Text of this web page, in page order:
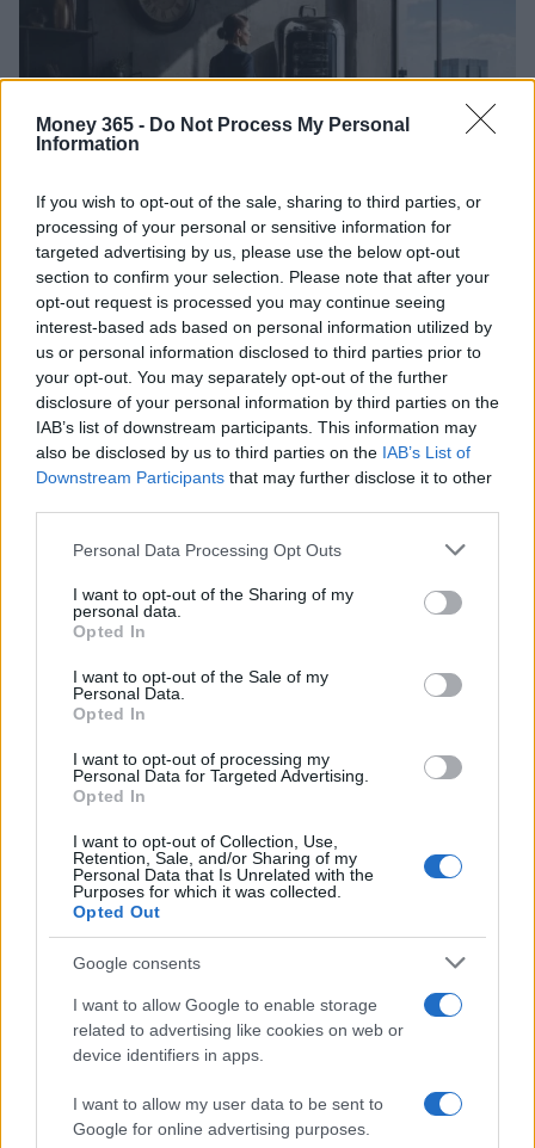
Money 365 - Do Not Process My Personal
Information
If you wish to opt-out of the sale, sharing to third parties, or
processing of your personal or sensitive information for
targeted advertising by us, please use the below opt-out
section to confirm your selection. Please note that after your
opt-out request is processed you may continue seeing
interest-based ads based on personal information utilized by
us or personal information disclosed to third parties prior to
your opt-out. You may separately opt-out of the further
disclosure of your personal information by third parties on the
IAB’s list of downstream participants. This information may
also be disclosed by us to third parties on the IAB’s List of
Downstream Participants that may further disclose it to other
Please note that this website/app uses one or more Google
not limited to your visit or usage behaviour. You may click to
grant or deny consent to Google and its third-party tags to
use your data for below specified purposes in below Google
consent section.
Personal Data Processing Opt Outs
I want to opt-out of the Sharing of my
personal data.
Opted In
I want to opt-out of the Sale of my
Personal Data.
Opted In
I want to opt-out of processing my
Personal Data for Targeted Advertising.
Opted In
I want to opt-out of Collection, Use,
Retention, Sale, and/or Sharing of my
Personal Data that Is Unrelated with the
Purposes for which it was collected.
Opted Out
Google consents
I want to allow Google to enable storage
related to advertising like cookies on web or
device identifiers in apps.
I want to allow my user data to be sent to
Google for online advertising purposes.
Crypto lending: come funziona, rischi chiave e regole
UE per utenti retail
Susanna Riva · 6 Ago 2026
INVESTIMENTI
sportività in Italia
Francesca Galli · 6 Ago 2026
INVESTIMENTI